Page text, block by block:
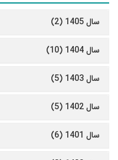
سال 1405 (2)
سال 1404 (10)
سال 1403 (5)
سال 1402 (5)
سال 1401 (6)